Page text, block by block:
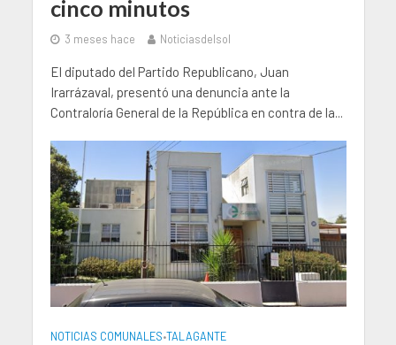
cinco minutos
3 meses hace Noticiasdelsol
El diputado del Partido Republicano, Juan
Irarrázaval, presentó una denuncia ante la
Contraloría General de la República en contra de la...
NOTICIAS COMUNALES•TALAGANTE